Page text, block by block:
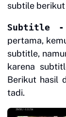
subtile berikut
Subtitle -
pertama,
subtitle,
karena
Berikut hasil
tadi.